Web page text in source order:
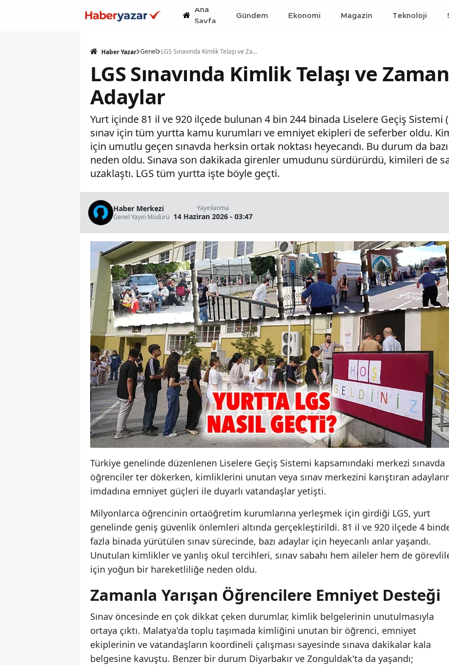
Ana
Sayfa
Gündem Ekonomi Magazin Teknoloji
Haber Yazar Genel LGS Sınavında Kimlik Telaşı ve Zamanla Yarışan Adaylar
LGS Sınavında Kimlik Telaşı ve
Adaylar
Yurt içinde 81 il ve 920 ilçede bulunan 4 bin 244 binada Liselere Geçiş Sistemi
sınav için tüm yurtta kamu kurumları ve emniyet ekipleri de seferber oldu.
için umutlu geçen sınavda herksin ortak noktası heyecandı. Bu durum da
neden oldu. Sınava son dakikada girenler umudunu sürdürürdü, kimileri de
uzaklaştı. LGS tüm yurtta işte böyle geçti.
Haber Merkezi
Genel Yayın Müdürü
Yayınlanma
14 Haziran 2026 - 03:47
Türkiye genelinde düzenlenen Liselere Geçiş Sistemi kapsamındaki merkezi sınavda
öğrenciler ter dökerken, kimliklerini unutan veya sınav merkezini karıştıran
imdadına emniyet güçleri ile duyarlı vatandaşlar yetişti.
Milyonlarca öğrencinin ortaöğretim kurumlarına yerleşmek için girdiği LGS, yurt
genelinde geniş güvenlik önlemleri altında gerçekleştirildi. 81 il ve 920 ilçede 4
fazla binada yürütülen sınav sürecinde, bazı adaylar için heyecanlı anlar yaşandı.
Unutulan kimlikler ve yanlış okul tercihleri, sınav sabahı hem aileler hem de
için yoğun bir hareketliliğe neden oldu.
Zamanla Yarışan Öğrencilere Emniyet Desteği
Sınav öncesinde en çok dikkat çeken durumlar, kimlik belgelerinin unutulmasıyla
ortaya çıktı. Malatya'da toplu taşımada kimliğini unutan bir öğrenci, emniyet
ekiplerinin ve vatandaşların koordineli çalışması sayesinde sınava dakikalar kala
belgesine kavuştu. Benzer bir durum Diyarbakır ve Zonguldak'ta da yaşandı;